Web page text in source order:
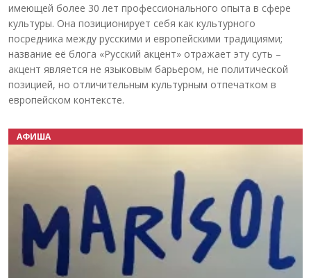
имеющей более 30 лет профессионального опыта в сфере
культуры. Она позиционирует себя как культурного
посредника между русскими и европейскими традициями;
название её блога «Русский акцент» отражает эту суть –
акцент является не языковым барьером, не политической
позицией, но отличительным культурным отпечатком в
европейском контексте.
АФИША